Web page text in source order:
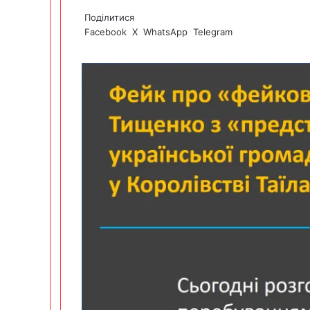
Поділитися
Facebook X WhatsApp Telegram